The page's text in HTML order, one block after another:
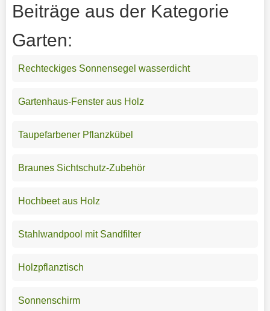
Beiträge aus der Kategorie
Garten:
Rechteckiges Sonnensegel wasserdicht
Gartenhaus-Fenster aus Holz
Taupefarbener Pflanzkübel
Braunes Sichtschutz-Zubehör
Hochbeet aus Holz
Stahlwandpool mit Sandfilter
Holzpflanztisch
Sonnenschirm